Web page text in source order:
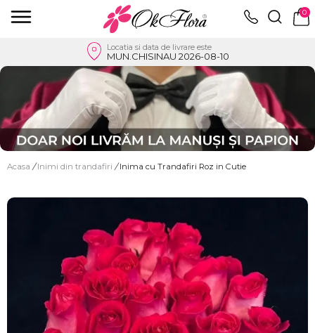
0
Locatia si data de livrare este
MUN.CHISINAU 2026-08-10
Acasa / Inimi din trandafiri / Inima cu Trandafiri Roz in Cutie